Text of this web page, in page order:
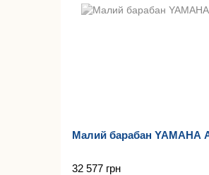
Малий барабан YAMAHA
32 577 грн